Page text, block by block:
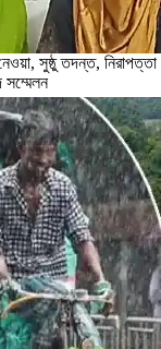
নেওয়া, সুষ্ঠু তদন্ত,
সম্মেলন